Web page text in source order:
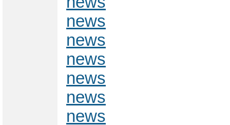
news
news
news
news
news
news